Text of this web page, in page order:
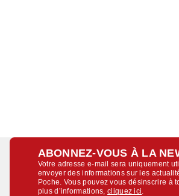
ABONNEZ-VOUS À LA
Votre adresse e-mail sera uniquement
envoyer des informations sur les
Poche. Vous pouvez vous désinscrire à
plus d’informations,cliquez ici